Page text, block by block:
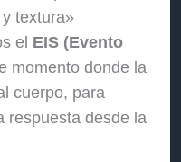
textura»
el EIS (Evento
momento donde la
cuerpo, para
respuesta desde la